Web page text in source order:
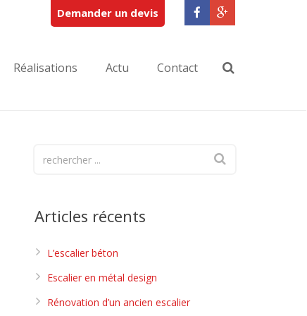
Demander un devis
Réalisations Actu Contact
Articles récents
L’escalier béton
Escalier en métal design
Rénovation d’un ancien escalier